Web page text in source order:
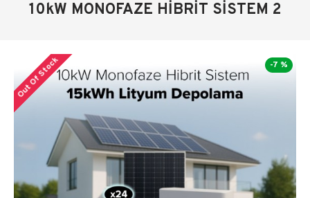
10kW MONOFAZE HİBRİT SİSTEM 2
-7 %
Out Of Stock